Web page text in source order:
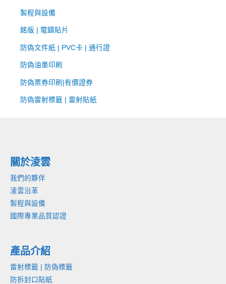
製程與設備
銘版 | 電鑄貼片
防偽文件紙 | PVC卡 | 通行證
防偽油墨印刷
防偽票券印刷|有價證券
防偽雷射標籤 | 雷射貼紙
關於淩雲
我們的夥伴
淩雲沿革
製程與設備
國際專業品質認證
產品介紹
雷射標籤 | 防偽標籤
防拆封口貼紙